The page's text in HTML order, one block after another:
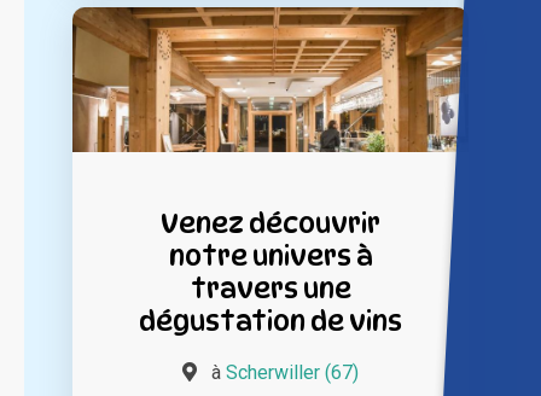
Venez découvrir
notre univers à
travers une
dégustation de vins
à Scherwiller (67)